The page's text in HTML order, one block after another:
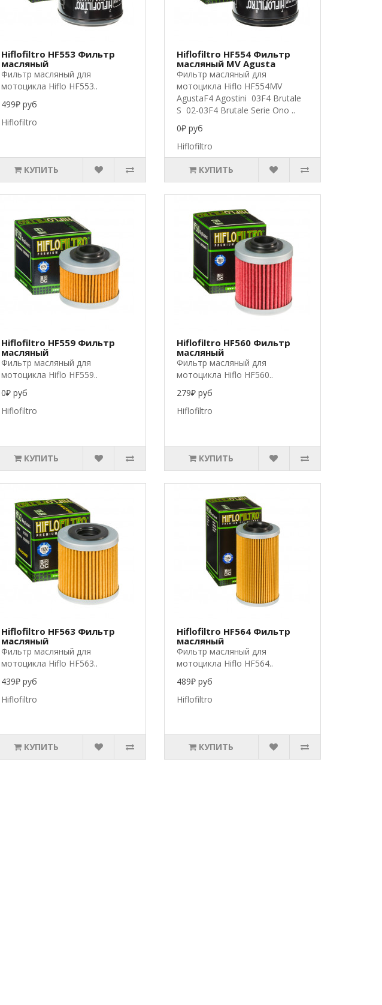
Hiflofiltro HF553 Фильтр
масляный
Фильтр масляный для
мотоцикла Hiflo HF553..
499₽ руб
Hiflofiltro
КУПИТЬ
Hiflofiltro HF554 Фильтр
масляный MV Agusta
Фильтр масляный для
мотоцикла Hiflo HF554MV
AgustaF4 Agostini 03F4 Brutale
S 02-03F4 Brutale Serie Ono ..
0₽ руб
Hiflofiltro
КУПИТЬ
Hiflofiltro HF559 Фильтр
масляный
Фильтр масляный для
мотоцикла Hiflo HF559..
0₽ руб
Hiflofiltro
КУПИТЬ
Hiflofiltro HF560 Фильтр
масляный
Фильтр масляный для
мотоцикла Hiflo HF560..
279₽ руб
Hiflofiltro
КУПИТЬ
Hiflofiltro HF563 Фильтр
масляный
Фильтр масляный для
мотоцикла Hiflo HF563..
439₽ руб
Hiflofiltro
КУПИТЬ
Hiflofiltro HF564 Фильтр
масляный
Фильтр масляный для
мотоцикла Hiflo HF564..
489₽ руб
Hiflofiltro
КУПИТЬ